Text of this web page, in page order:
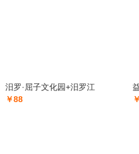
汨罗·屈子文化园+汨罗江
￥88